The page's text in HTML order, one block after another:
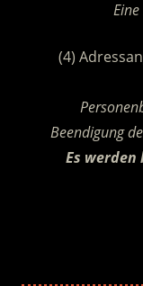
(4)
Beendigung
Es